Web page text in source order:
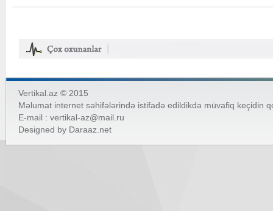
Vertikal.az © 2015
Məlumat internet səhifələrində istifadə edildikdə müvafiq keçidin
E-mail : vertikal-az@mail.ru
Designed by Daraaz.net